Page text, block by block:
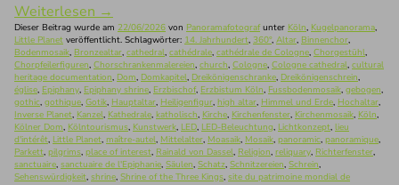
Weiterlesen →
Dieser Beitrag wurde am 22/06/2026 von Panoramafotografunter Köln, Kugelpanorama,
Little Planet veröffentlicht. Schlagwörter: 14. Jahrhundert, 360°, Altar, Binnenchor,
Bodenmosaik, Bronzealtar, cathedral, cathédrale, cathédrale de Cologne, Chorgestühl,
Chorpfeilerfiguren, Chorschrankenmalereien, church, Cologne, Cologne cathedral, cultural
heritage documentation, Dom, Domkapitel, Dreikönigenschranke, Dreikönigenschrein,
église, Epiphany, Epiphany shrine, Erzbischof, Erzbistum Köln, Fussbodenmosaik, gebogen,
gothic, gothique, Gotik, Hauptaltar, Heiligenfigur, high altar, Himmel und Erde, Hochaltar,
Inverse Planet, Kanzel, Kathedrale, katholisch, Kirche, Kirchenfenster, Kirchenmosaik, Köln,
Kölner Dom, Kölntourismus, Kunstwerk, LED, LED-Beleuchtung, Lichtkonzept, lieu
d'intérêt, Little Planet, maître-autel, Mittelalter, Moasaik, Mosaik, panoramic, panoramique,
Parkett, pilgrims, place of interest, Rainald von Dassel, Religion, reliquary, Richterfenster,
sanctuaire, sanctuaire de l'Epiphanie, Säulen, Schatz, Schnitzereien, Schrein,
Sehenswürdigkeit, shrine, Shrine of the Three Kings, site du patrimoine mondial de